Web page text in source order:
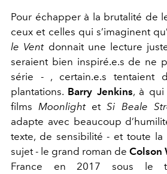
Pour échapper à la brutalité de
ceux et celles qui s’imaginent
le Ventdonnait une lecture
seraient bien inspiré.e.s de ne
série - , certain.e.s tentaient
plantations. Barry Jenkins, à qui
films MoonlightetSi Beale
adapte avec beaucoup
texte, de sensibilité - et toute
sujet - le grand roman de Colson
France en 2017 sous le